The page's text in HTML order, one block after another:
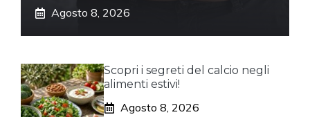
Agosto 8, 2026
Scopri i segreti del calcio negli
alimenti estivi!
Agosto 8, 2026